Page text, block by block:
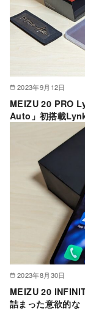
2023年9月12日
MEIZU 20 PRO
Auto」初搭載
2023年8月30日
MEIZU 20
詰まった意欲的な